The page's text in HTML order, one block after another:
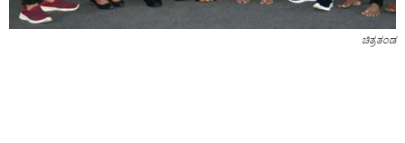
ಚಿತ್ರತಂಡ